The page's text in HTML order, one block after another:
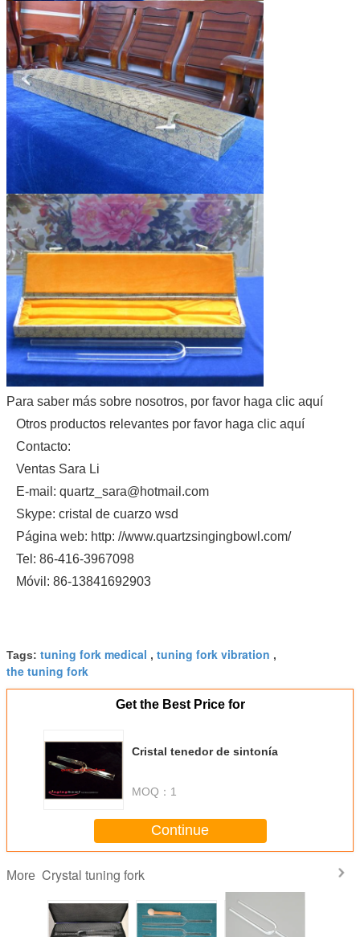
Para saber más sobre nosotros, por favor haga clic aquí
Otros productos relevantes por favor haga clic aquí
Contacto:
Ventas Sara Li
E-mail: quartz_sara@hotmail.com
Skype: cristal de cuarzo wsd
Página web: http: //www.quartzsingingbowl.com/
Tel: 86-416-3967098
Móvil: 86-13841692903
Tags: tuning fork medical , tuning fork vibration ,
the tuning fork
Get the Best Price for
Cristal tenedor de sintonía
MOQ： 1
Continue
More Crystal tuning fork